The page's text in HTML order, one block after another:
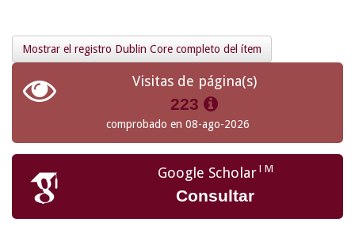
Mostrar el registro Dublin Core completo del ítem
Visitas de página(s)
223
comprobado en 08-ago-2026
Google ScholarTM
Consultar